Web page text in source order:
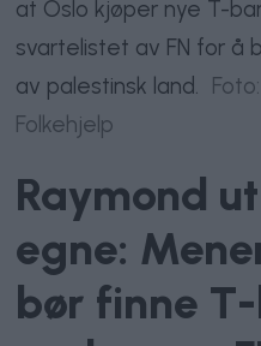
at Oslo kjøper nye T-
svartelistet av FN for å
av palestinsk land.
Folkehjelp
Raymond
egne:
bør finne